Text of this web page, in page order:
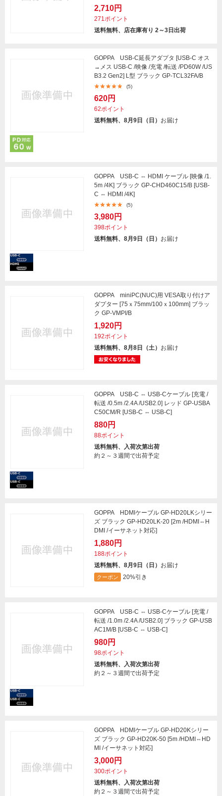
2,710円
271ポイント
送料無料、店在庫有り 2～3日出荷
GOPPA USB-C延長アダプタ [USB-C オス
→メス USB-C /映像 /充電 /転送 /PD60W /US
B3.2 Gen2] L型 ブラック GP-TCL32FA/B
(5)
620円
62ポイント
送料無料、8月9日（日） お届け
GOPPA USB-C ⇔ HDMI ケーブル [映像 /1.
5m /4K] ブラック GP-CHD460C15/B [USB-
C ⇔ HDMI /4K]
(5)
3,980円
398ポイント
送料無料、8月9日（日） お届け
GOPPA miniPC(NUC)用 VESA取り付けア
ダプター [75ｘ75mm/100ｘ100mm] ブラッ
ク GP-VMPI/B
1,920円
192ポイント
送料無料、8月8日（土） お届け
GOPPA USB-C ⇔ USB-Cケーブル [充電 /
転送 /0.5m /2.4A /USB2.0] レッド GP-USBA
C50CM/R [USB-C ⇔ USB-C]
880円
88ポイント
送料無料、入荷次第出荷
約２～３週間で出荷予定
GOPPA HDMIケーブル GP-HD20LKシリー
ズ ブラック GP-HD20LK-20 [2m /HDMI⇔H
DMI /イーサネット対応]
1,880円
188ポイント
送料無料、8月9日（日） お届け
クーポン 20%引き
GOPPA USB-C ⇔ USB-Cケーブル [充電 /
転送 /1.0m /2.4A /USB2.0] ブラック GP-USB
AC1M/B [USB-C ⇔ USB-C]
980円
98ポイント
送料無料、入荷次第出荷
約２～３週間で出荷予定
GOPPA HDMIケーブル GP-HD20Kシリー
ズ ブラック GP-HD20K-50 [5m /HDMI⇔HD
MI /イーサネット対応]
3,000円
300ポイント
送料無料、入荷次第出荷
約２～３週間で出荷予定